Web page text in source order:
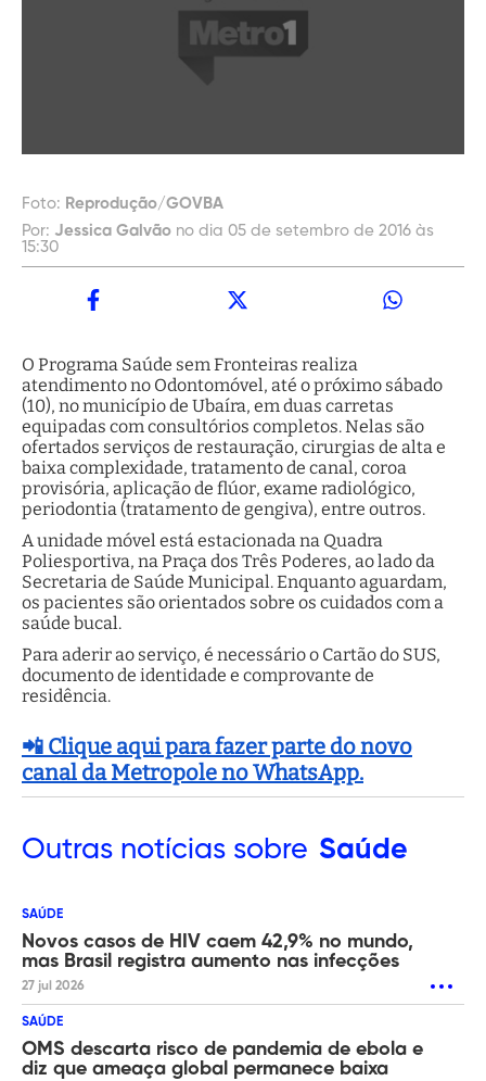
Foto: Reprodução/GOVBA
Por: Jessica Galvão no dia 05 de setembro de 2016 às
15:30
O Programa Saúde sem Fronteiras realiza
atendimento no Odontomóvel, até o próximo sábado
(10), no município de Ubaíra, em duas carretas
equipadas com consultórios completos. Nelas são
ofertados serviços de restauração, cirurgias de alta e
baixa complexidade, tratamento de canal, coroa
provisória, aplicação de flúor, exame radiológico,
periodontia (tratamento de gengiva), entre outros.
A unidade móvel está estacionada na Quadra
Poliesportiva, na Praça dos Três Poderes, ao lado da
Secretaria de Saúde Municipal. Enquanto aguardam,
os pacientes são orientados sobre os cuidados com a
saúde bucal.
Para aderir ao serviço, é necessário o Cartão do SUS,
documento de identidade e comprovante de
residência.
📲 Clique aqui para fazer parte do novo
canal da Metropole no WhatsApp.
Outras notícias sobre Saúde
SAÚDE
Novos casos de HIV caem 42,9% no mundo,
mas Brasil registra aumento nas infecções
27 jul 2026
SAÚDE
OMS descarta risco de pandemia de ebola e
diz que ameaça global permanece baixa